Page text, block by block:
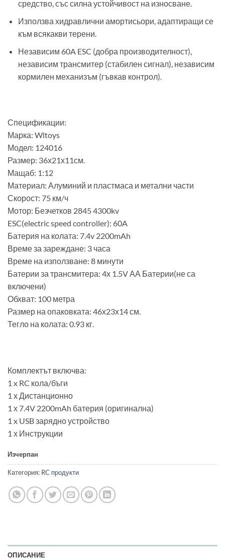
средство, със силна устойчивост на износване.
Използва хидравлични амортисьори, адаптиращи се
към всякакви терени.
Независим 60A ESC (добра производителност),
независим трансмитер (стабилен сигнал), независим
кормилен механизъм (гъвкав контрол).
Спецификации:
Марка: Wltoys
Модел: 124016
Размер: 36х21х11см.
Мащаб: 1:12
Материал: Алуминий и пластмаса и метални части
Скорост: 75 км/ч
Мотор: Безчетков 2845 4300kv
ESC(electric speed controller): 60A
Батерия на колата: 7.4v 2200mAh
Време за зареждане: 3 часа
Време на използване: 8 минути
Батерии за трансмитера: 4х 1.5V АА Батерии(не са
включени)
Обхват: 100 метра
Размер на опаковката: 46х23х14 см.
Тегло на колата: 0.93 кг.
Комплектът включва:
1 x RC кола/бъги
1 х Дистанционно
1 х 7.4V 2200mAh батерия (оригинална)
1 x USB зарядно устройство
1 х Инструкции
Изчерпан
Категория: RC продукти
ОПИСАНИЕ